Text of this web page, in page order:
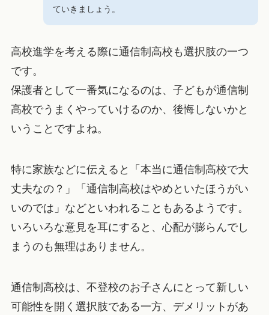
ていきましょう。
高校進学を考える際に通信制高校も選択肢の一つ
です。
保護者として一番気になるのは、子どもが通信制
高校でうまくやっていけるのか、後悔しないかと
いうことですよね。
特に家族などに伝えると「本当に通信制高校で大
丈夫なの？」「通信制高校はやめといたほうがい
いのでは」などといわれることもあるようです。
いろいろな意見を耳にすると、心配が膨らんでし
まうのも無理はありません。
通信制高校は、不登校のお子さんにとって新しい
可能性を開く選択肢である一方、デメリットがあ